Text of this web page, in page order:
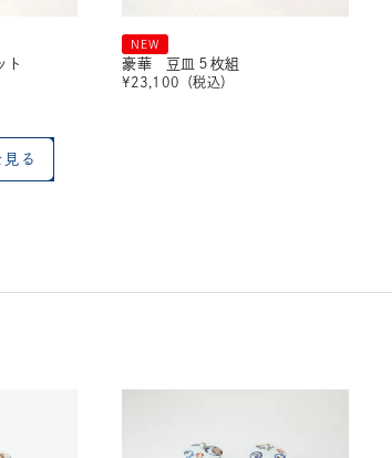
ト
NEW
豪華 豆皿５枚組
¥23,100 （税込）
る